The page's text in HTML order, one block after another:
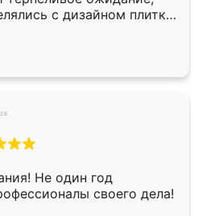
с дизайном плитки.
срок, спасибо
50%. Накануне с
о доставке в
при получении.
водителю, помог
коробку плитки на
малым-монтировать)))
вазона трапеция
бетона-красота.
Не один год
своего дела!